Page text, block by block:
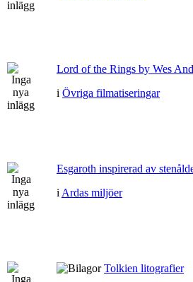
Lord of the Rings by Wes
i Övriga filmatiseringar
Esgaroth inspirerad av
i Ardas miljöer
Tolkien litografier